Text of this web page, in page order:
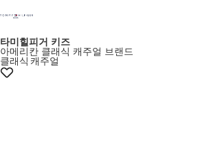
타미힐피거 키즈
아메리칸 클래식 캐주얼 브랜드
클래식 캐주얼